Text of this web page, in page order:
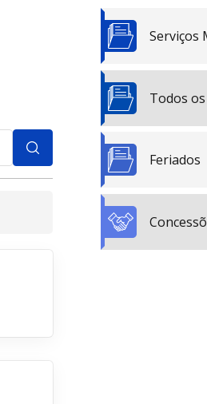
Serviços
Todos
Feriados